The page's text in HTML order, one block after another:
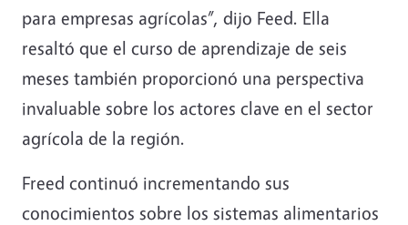
para empresas agrícolas”, dijo Feed. Ella
resaltó que el curso de aprendizaje de seis
meses también proporcionó una perspectiva
invaluable sobre los actores clave en el sector
agrícola de la región.
Freed continuó incrementando sus
conocimientos sobre los sistemas alimentarios